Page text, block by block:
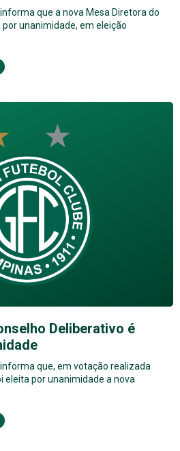
que a nova Mesa Diretora do
unanimidade, em eleição
Deliberativo é
que, em votação realizada
por unanimidade a nova